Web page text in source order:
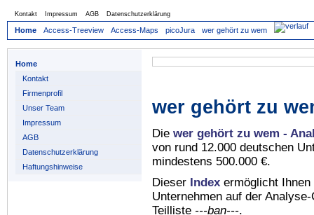
Kontakt Impressum AGB Datenschutzerklärung
Home Access-Treeview Access-Maps picoJura wer gehört zu wem
Home
Kontakt
Firmenprofil
Unser Team
Impressum
AGB
Datenschutzerklärung
Haftungshinweise
wer gehört zu
Die wer gehört zu wem -
von rund 12.000 deutschen
mindestens 500.000 €.
Dieser Index ermöglicht
Unternehmen auf der
Teilliste ---ban---.